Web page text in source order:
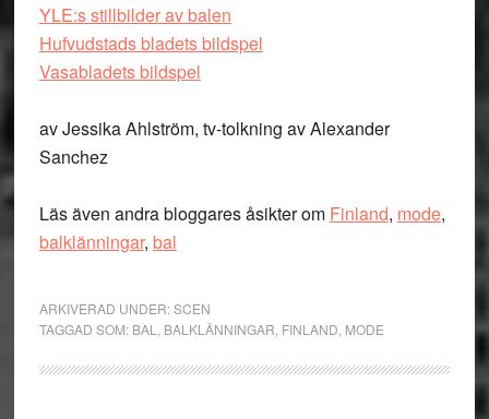
YLE:s stillbilder av balen
Hufvudstads bladets bildspel
Vasabladets bildspel
av Jessika Ahlström, tv-tolkning av Alexander
Sanchez
Läs även andra bloggares åsikter om Finland, mode,
balklänningar, bal
ARKIVERAD UNDER:SCEN
TAGGAD SOM: BAL BALKLÄNNINGAR FINLAND MODE